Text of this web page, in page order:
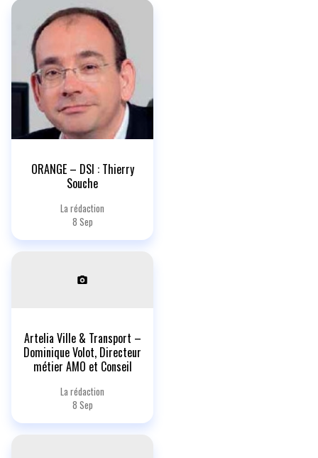
ORANGE – DSI : Thierry
Souche
La rédaction
8 Sep
Artelia Ville & Transport –
Dominique Volot, Directeur
métier AMO et Conseil
La rédaction
8 Sep